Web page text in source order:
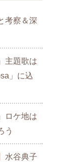
考察＆深
主題歌は
」に込
ロケ地は
う
水谷典子